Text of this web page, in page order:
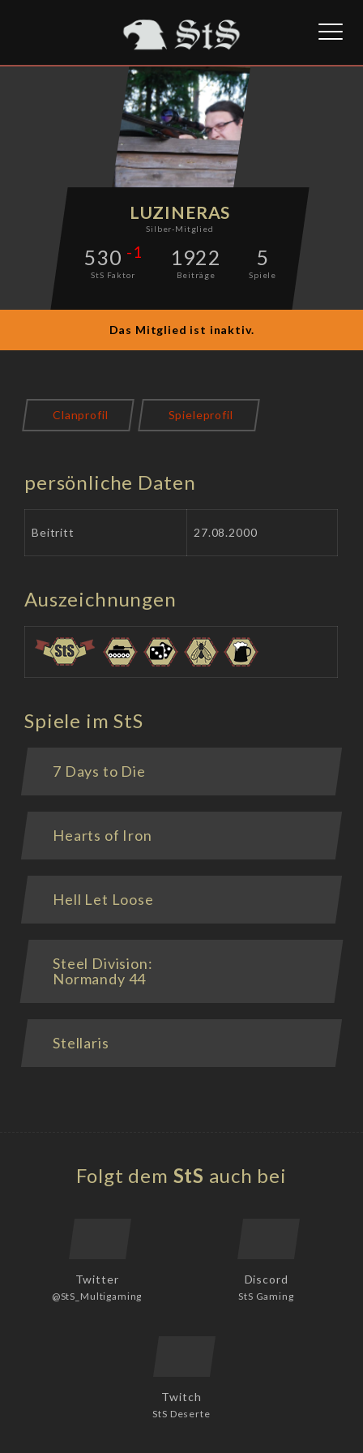
LUZINERAS
Silber-Mitglied
530 -1
StS Faktor
1922
Beiträge
5
Spiele
Das Mitglied ist inaktiv.
Clanprofil Spieleprofil
persönliche Daten
Beitritt 27.08.2000
Auszeichnungen
Spiele im StS
7 Days to Die
Hearts of Iron
Hell Let Loose
Steel Division:
Normandy 44
Stellaris
Folgt dem StS auch bei
Twitter
@StS_Multigaming
Discord
StS Gaming
Twitch
StS Deserte